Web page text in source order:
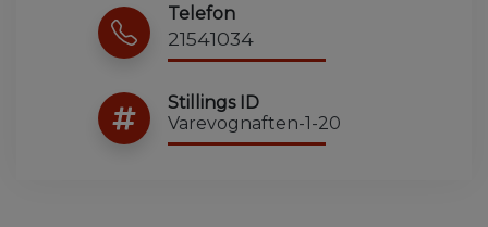
Telefon
21541034
Stillings ID
Varevognaften-1-20